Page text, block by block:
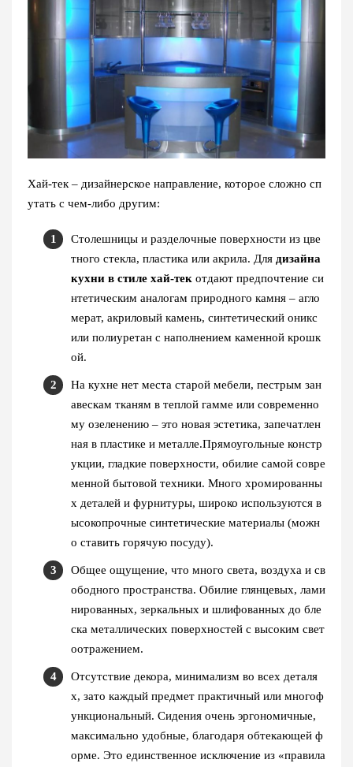
Хай-тек – дизайнерское направление, которое сложно сп
утать с чем-либо другим:
Столешницы и разделочные поверхности из цве
тного стекла, пластика или акрила. Для дизайна
кухни в стиле хай-тек отдают предпочтение си
нтетическим аналогам природного камня – агло
мерат, акриловый камень, синтетический оникс
или полиуретан с наполнением каменной крошк
ой.
На кухне нет места старой мебели, пестрым зан
авескам тканям в теплой гамме или современно
му озеленению – это новая эстетика, запечатлен
ная в пластике и металле.Прямоугольные констр
укции, гладкие поверхности, обилие самой совре
менной бытовой техники. Много хромированны
х деталей и фурнитуры, широко используются в
ысокопрочные синтетические материалы (можн
о ставить горячую посуду).
Общее ощущение, что много света, воздуха и св
ободного пространства. Обилие глянцевых, лами
нированных, зеркальных и шлифованных до бле
ска металлических поверхностей с высоким свет
оотражением.
Отсутствие декора, минимализм во всех деталя
х, зато каждый предмет практичный или многоф
ункциональный. Сидения очень эргономичные,
максимально удобные, благодаря обтекающей ф
орме. Это единственное исключение из «правила